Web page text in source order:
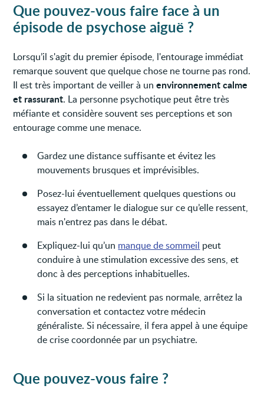
Que pouvez-vous faire face à un
épisode de psychose aiguë ?
Lorsqu’il s'agit du premier épisode, l'entourage immédiat
remarque souvent que quelque chose ne tourne pas rond.
Il est très important de veiller à unenvironnement calme
et rassurant. La personne psychotique peut être très
méfiante et considère souvent ses perceptions et son
entourage comme une menace.
Gardez une distance suffisante et évitez les
mouvements brusques et imprévisibles.
Posez-lui éventuellement quelques questions ou
essayez d’entamer le dialogue sur ce qu’elle ressent,
mais n'entrez pas dans le débat.
Expliquez-lui qu’un manque de sommeil peut
conduire à une stimulation excessive des sens, et
donc à des perceptions inhabituelles.
Si la situation ne redevient pas normale, arrêtez la
conversation et contactez votre médecin
généraliste. Si nécessaire, il fera appel à une équipe
de crise coordonnée par un psychiatre.
Que pouvez-vous faire ?